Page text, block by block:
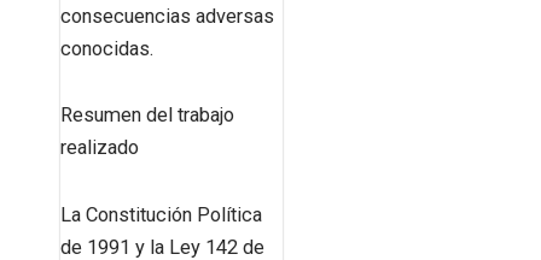
consecuencias adversas
conocidas.
Resumen del trabajo
realizado
La Constitución Política
de 1991 y la Ley 142 de